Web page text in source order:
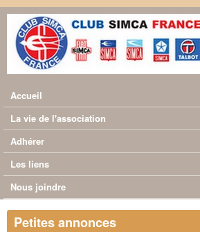
Aller au contenu principal
Menu principal
Accueil
La vie de l'association
Adhérer
Les liens
Nous joindre
Petites annonces